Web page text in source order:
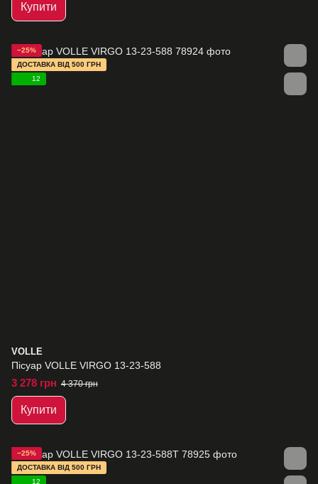
Купити
−25%
ДОСТАВКА ВІД 500 ГРН
12
VOLLE
Пісуар VOLLE VIRGO 13-23-588
3 278 грн 4 370 грн
Купити
−25%
ДОСТАВКА ВІД 500 ГРН
12